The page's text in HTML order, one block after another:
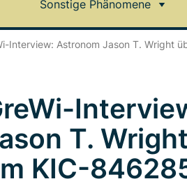
Sonstige Phänomene
Interview: Astronom Jason T. Wright
T.
KIC-